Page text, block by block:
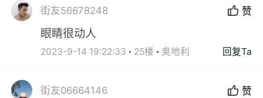
街友56678248 赞
眼睛很动人
2023-9-14 19:22:33 25楼 奥地利 回复Ta
街友06664146 赞